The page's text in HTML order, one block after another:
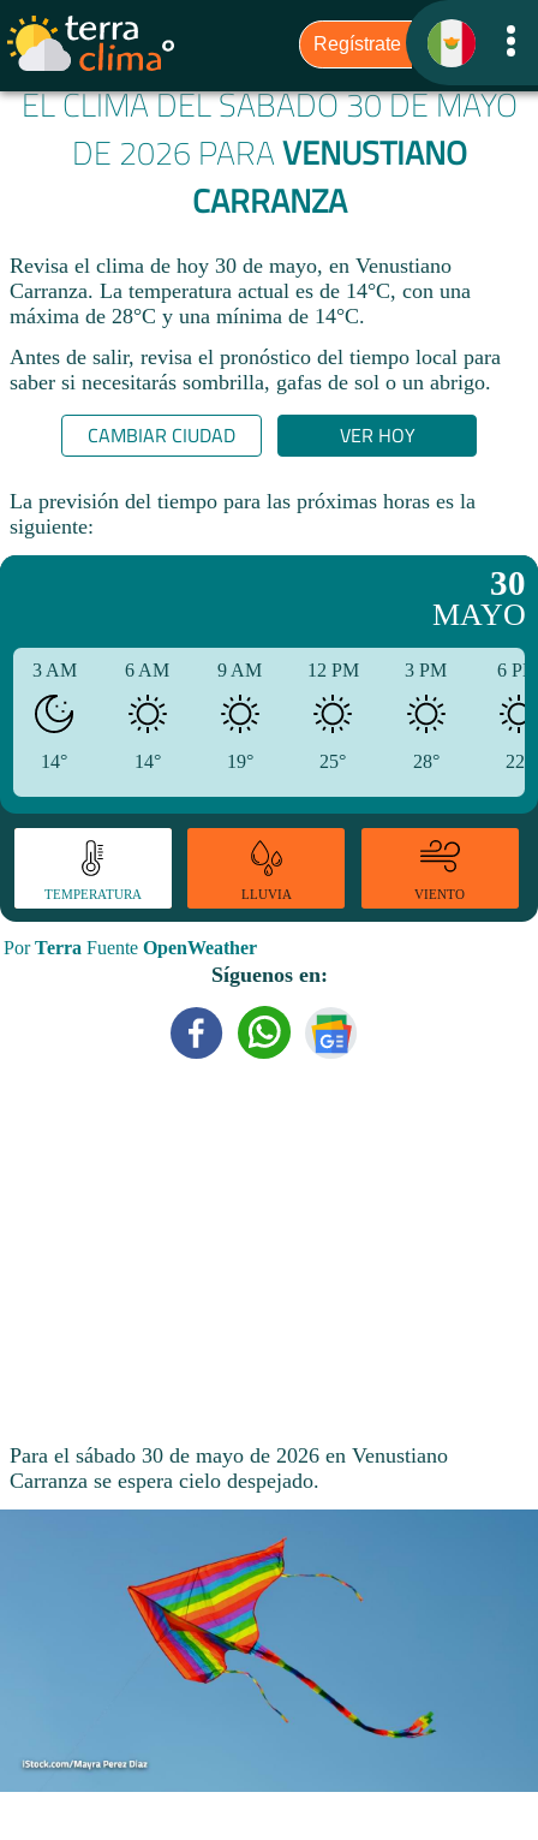
EL CLIMA DEL SÁBADO 30 DE MAYO
DE 2026 PARAVENUSTIANO
CARRANZA
Revisa el clima de hoy 30 de mayo, en Venustiano
Carranza. La temperatura actual es de 14°C, con una
máxima de 28°C y una mínima de 14°C.​
Antes de salir, revisa el pronóstico del tiempo local para
saber si necesitarás sombrilla, gafas de sol o un abrigo.
CAMBIAR CIUDAD VER HOY
La previsión del tiempo para las próximas horas es la
siguiente:
30
MAYO
3 AM
14°
6 AM
14°
9 AM
19°
12 PM
25°
3 PM
28°
6
22°
TEMPERATURA LLUVIA VIENTO
PorTerra Fuente OpenWeather
Síguenos en:
Para el sábado 30 de mayo de 2026 en Venustiano
Carranza se espera cielo despejado.